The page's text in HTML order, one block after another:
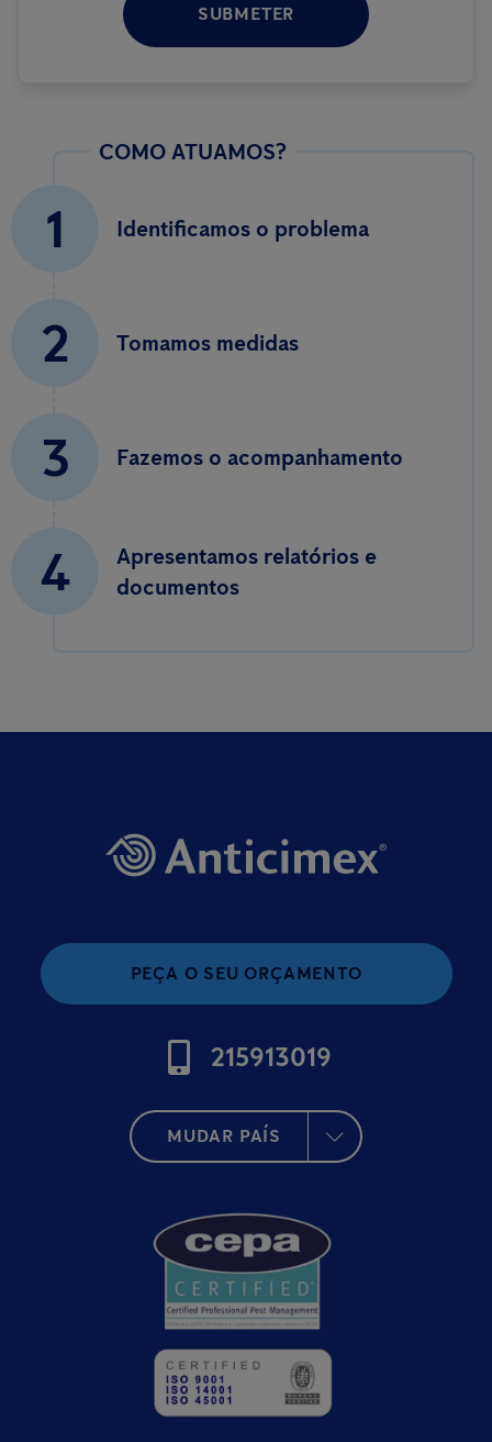
SUBMETER
COMO ATUAMOS?
1 Identificamos o problema
2 Tomamos medidas
3 Fazemos o acompanhamento
4
Apresentamos relatórios e
documentos
PEÇA O SEU ORÇAMENTO
215913019
MUDAR PAÍS